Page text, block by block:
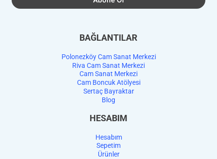
BAĞLANTILAR
Polonezköy Cam Sanat Merkezi
Riva Cam Sanat Merkezi
Cam Sanat Merkezi
Cam Boncuk Atölyesi
Sertaç Bayraktar
Blog
HESABIM
Hesabım
Sepetim
Ürünler